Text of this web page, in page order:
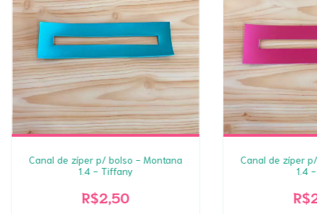
Canal de zíper p/ bolso - Montana
1.4 - Tiffany
R$2,50
Canal de zíper
1.4